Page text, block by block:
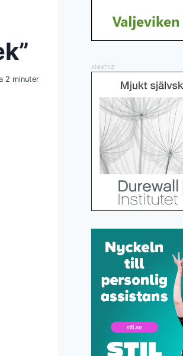
2 minuter
ANNONS